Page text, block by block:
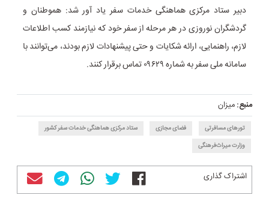
دبیر ستاد مرکزی هماهنگی خدمات سفر یاد آور شد: هموطنان و
گردشگران نوروزی در هر مرحله از سفر خود که نیازمند کسب اطلاعات
لازم، راهنمایی، ارائه شکایات و حتی پیشنهادات لازم بودند، می‌توانند با
سامانه ملی سفر به شماره ۰۹۶۲۹ تماس برقرار کنند.
منبع:میزان
تور‌های مسافرتی فضای مجازی
ستاد مرکزی هماهنگی خدمات سفر کشور
وزارت میراث‌فرهنگی
اشتراک گذاری